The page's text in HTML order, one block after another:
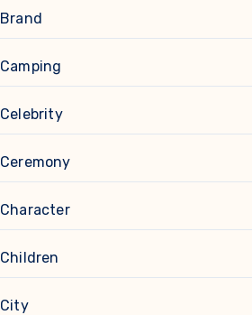
Brand
Camping
Celebrity
Ceremony
Character
Children
City